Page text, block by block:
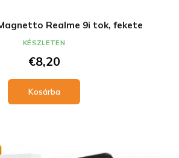
Realme 9i tok, fekete
€8,20
Kosárba
KÉSZLETEN